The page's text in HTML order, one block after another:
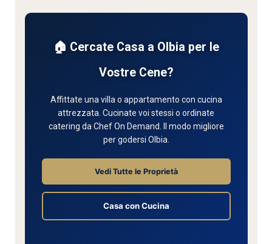
🏠 Cercate Casa a Olbia per le
Vostre Cene?
Affittate una villa o appartamento con cucina
attrezzata. Cucinate voi stessi o ordinate
catering da Chef On Demand. Il modo migliore
per godersi Olbia.
Vedi Tutte le Proprietà
Casa con Cucina